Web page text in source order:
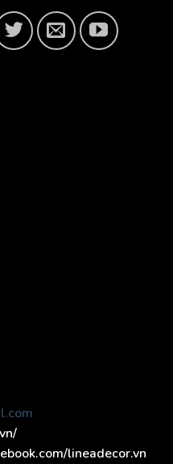
lineadecor.vn